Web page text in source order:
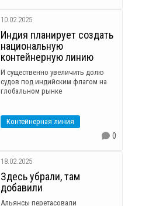
10.02.2025
Индия планирует создать
национальную
контейнерную линию
И существенно увеличить долю
судов под индийским флагом на
глобальном рынке
Контейнерная линия
0
18.02.2025
Здесь убрали, там
добавили
Альянсы перетасовали